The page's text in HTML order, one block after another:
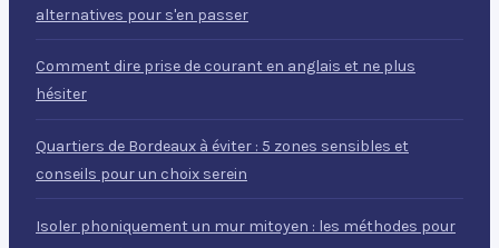
alternatives pour s'en passer
Comment dire prise de courant en anglais et ne plus
hésiter
Quartiers de Bordeaux à éviter : 5 zones sensibles et
conseils pour un choix serein
Isoler phoniquement un mur mitoyen : les méthodes pour